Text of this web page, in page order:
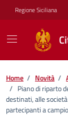
Vai ai contenuti
Vai al footer
Regione Siciliana
Home / Novità /
/ Piano di riparto
destinati, alle
partecipanti a